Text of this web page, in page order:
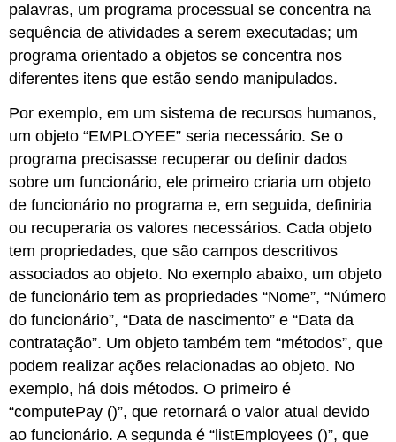
palavras, um programa processual se concentra na
sequência de atividades a serem executadas; um
programa orientado a objetos se concentra nos
diferentes itens que estão sendo manipulados.
Por exemplo, em um sistema de recursos humanos,
um objeto “EMPLOYEE” seria necessário. Se o
programa precisasse recuperar ou definir dados
sobre um funcionário, ele primeiro criaria um objeto
de funcionário no programa e, em seguida, definiria
ou recuperaria os valores necessários. Cada objeto
tem propriedades, que são campos descritivos
associados ao objeto. No exemplo abaixo, um objeto
de funcionário tem as propriedades “Nome”, “Número
do funcionário”, “Data de nascimento” e “Data da
contratação”. Um objeto também tem “métodos”, que
podem realizar ações relacionadas ao objeto. No
exemplo, há dois métodos. O primeiro é
“computePay ()”, que retornará o valor atual devido
ao funcionário. A segunda é “listEmployees ()”, que